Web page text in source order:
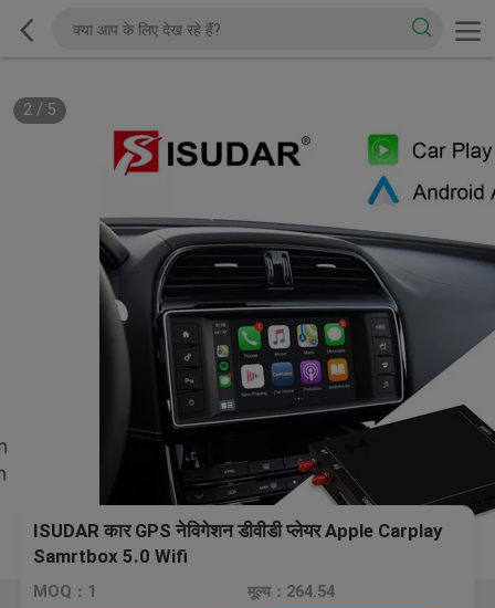
2/ 5
ISUDAR कार GPS नेविगेशन डीवीडी प्लेयर Apple Carplay
Samrtbox 5.0 Wifi
MOQ：1 मूल्य：264.54